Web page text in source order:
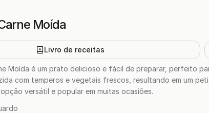
Moída
Livro de receitas
Moída é um prato delicioso e fácil de preparar, perfeito
com temperos e vegetais frescos, resultando em um
versátil e popular em muitas ocasiões.